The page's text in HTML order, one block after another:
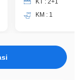
KT : 2+1
KM : 1